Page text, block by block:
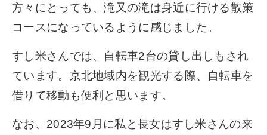
方々にとっても、滝又の滝は身近に行ける散策
コースになっているように感じました。
すし米さんでは、自転車2台の貸し出しもされ
ています。京北地域内を観光する際、自転車を
借りて移動も便利と思います。
なお、2023年9月に私と長女はすし米さんの来